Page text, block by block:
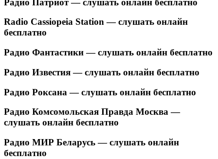
Радио Патриот — слушать онлайн бесплатно
Radio Cassiopeia Station — слушать онлайн
бесплатно
Радио Фантастики — слушать онлайн бесплатно
Радио Известия — слушать онлайн бесплатно
Радио Роксана — слушать онлайн бесплатно
Радио Комсомольская Правда Москва —
слушать онлайн бесплатно
Радио МИР Беларусь — слушать онлайн
бесплатно